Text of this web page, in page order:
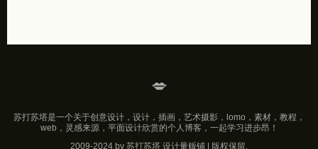
💋
苏打苏塔是一个关于创意设计，设计，插画，艺术摄影，lomo，素材，教程，
web，灵感来源，平面设计欣赏的个人博客，一起学习进步昂！
2009-2024 by 苏打苏塔 设计量贩铺 | 版权保留.